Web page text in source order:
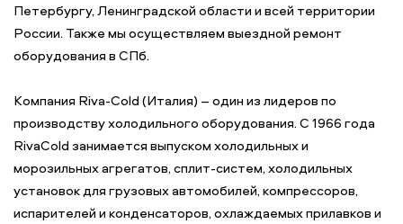
Петербургу, Ленинградской области и всей территории
России. Также мы осуществляем выездной ремонт
оборудования в СПб.
Компания Riva-Cold (Италия) – один из лидеров по
производству холодильного оборудования. С 1966 года
RivaCold занимается выпуском холодильных и
морозильных агрегатов, сплит-систем, холодильных
установок для грузовых автомобилей, компрессоров,
испарителей и конденсаторов, охлаждаемых прилавков и